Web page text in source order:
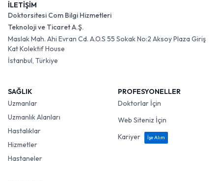
İLETİŞİM
Doktorsitesi Com Bilgi Hizmetleri
Teknoloji ve Ticaret A.Ş.
Maslak Mah. Ahi Evran Cd. A.O.S 55 Sokak No:2 Aksoy Plaza Giriş
Kat Kolektif House
İstanbul, Türkiye
SAĞLIK
Uzmanlar
Uzmanlık Alanları
Hastalıklar
Hizmetler
Hastaneler
PROFESYONELLER
Doktorlar İçin
Web Siteniz İçin
Kariyer
İşe Alım